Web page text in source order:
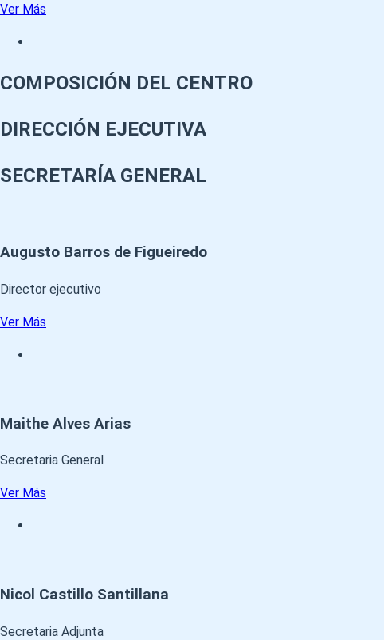
Ver Más
COMPOSICIÓN DEL CENTRO
DIRECCIÓN EJECUTIVA
SECRETARÍA GENERAL
Augusto Barros de Figueiredo
Director ejecutivo
Ver Más
Maithe Alves Arias
Secretaria General
Ver Más
Nicol Castillo Santillana
Secretaria Adjunta